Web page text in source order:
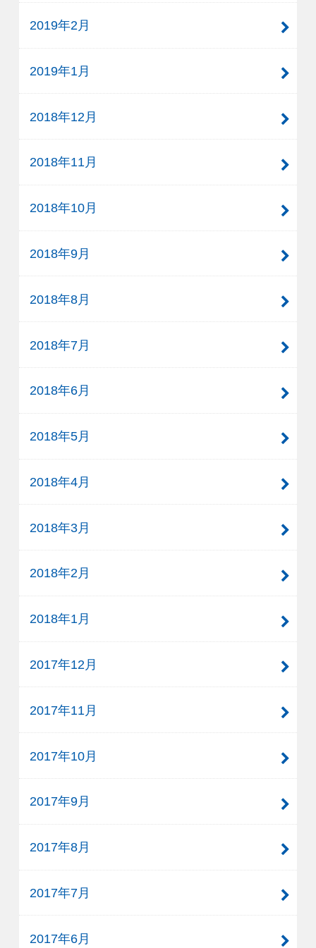
2019年2月
2019年1月
2018年12月
2018年11月
2018年10月
2018年9月
2018年8月
2018年7月
2018年6月
2018年5月
2018年4月
2018年3月
2018年2月
2018年1月
2017年12月
2017年11月
2017年10月
2017年9月
2017年8月
2017年7月
2017年6月